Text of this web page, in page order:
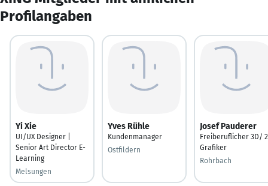
Profilangaben
Yi Xie
UI/UX Designer |
Senior Art Director E-
Learning
Melsungen
Yves Rühle
Kundenmanager
Ostfildern
Josef Pauderer
Freiberuflicher 3D/
Grafiker
Rohrbach